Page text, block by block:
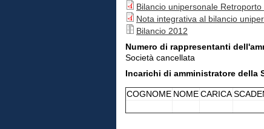
Bilancio unipersonale
Nota integrativa al bilancio
Bilancio 2012
Numero di rappresentanti
Società cancellata
Incarichi di amministratore della
COGNOME NOMECARICA